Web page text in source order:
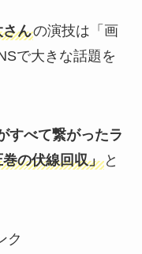
さんの演技は「画
で大きな話題を
すべて繋がったラ
巻の伏線回収」と
ク